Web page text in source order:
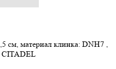
см, материал клинка: DNH7 ,
CITADEL